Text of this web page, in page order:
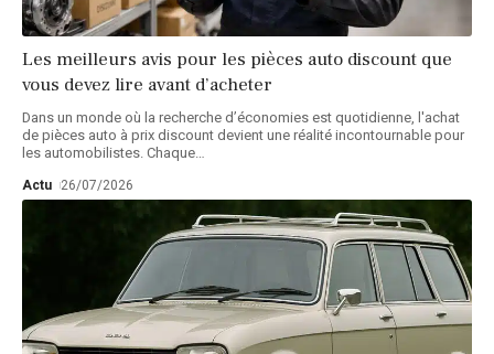
Les meilleurs avis pour les pièces auto discount que
vous devez lire avant d’acheter
Dans un monde où la recherche d’économies est quotidienne, l'achat
de pièces auto à prix discount devient une réalité incontournable pour
les automobilistes. Chaque…
Actu 26/07/2026